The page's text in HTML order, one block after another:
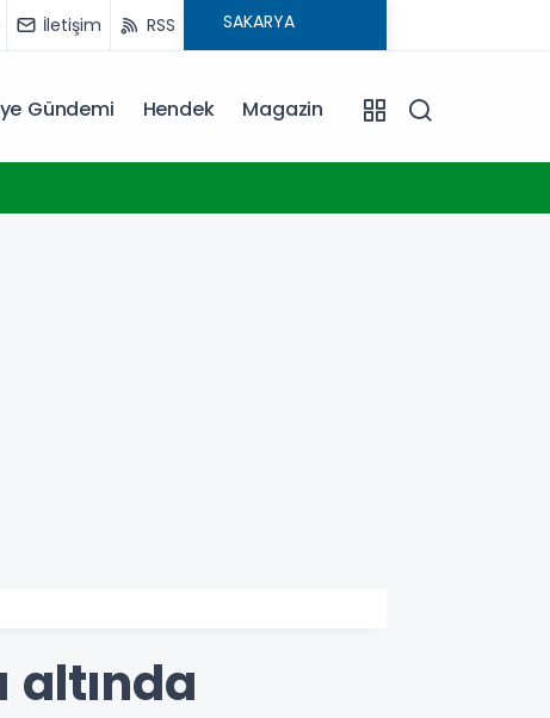
İletişim RSS
Gündemi Hendek Magazin
altında